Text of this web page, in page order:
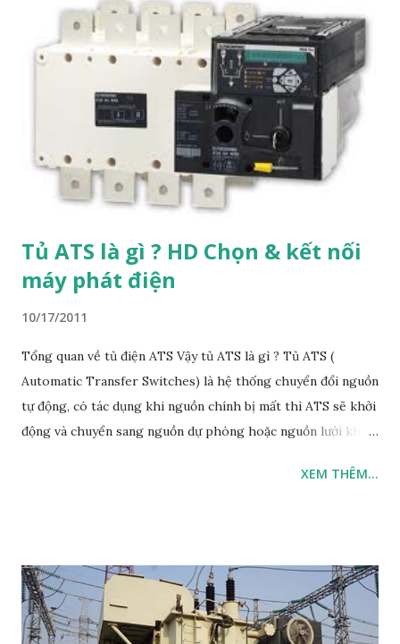
Tủ ATS là gì ? HD Chọn & kết nối
máy phát điện
10/17/2011
Tổng quan về tủ điện ATS Vậy tủ ATS là gì ? Tủ ATS (
Automatic Transfer Switches) là hệ thống chuyển đổi nguồn
tự động, có tác dụng khi nguồn chính bị mất thì ATS sẽ khởi
động và chuyển sang nguồn dự phòng hoặc nguồn lưới khác.
nguồn(Thông thường chỉ nên tới 03 với tải đặc biệt quan
và kiểm soát khởi động máy phát điện. Chuyển tải sang sử
dụng nguồn điện dự phòng là máy phát điện. Ngoài dùng kết
nối nguồn dự phòng là máy phát điện tại nhà máy điện cũng
XEM THÊM...